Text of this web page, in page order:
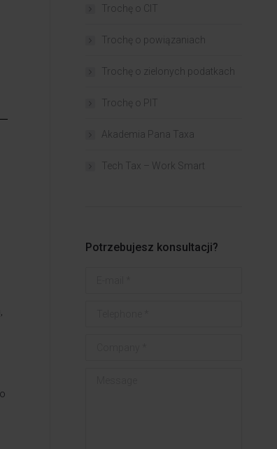
Trochę o CIT
Trochę o powiązaniach​
Trochę o zielonych podatkach
Trochę o PIT
Akademia Pana Taxa
Tech Tax – Work Smart
Potrzebujesz konsultacji?